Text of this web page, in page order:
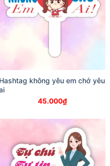
Hashtag không yêu em chớ yêu
45.000₫